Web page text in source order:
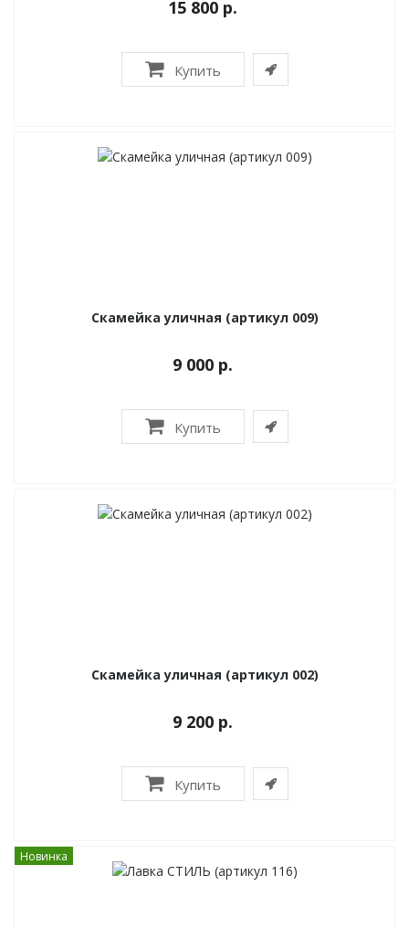
15 800 р.
Купить
Скамейка уличная (артикул 009)
9 000 р.
Купить
Скамейка уличная (артикул 002)
9 200 р.
Купить
Новинка